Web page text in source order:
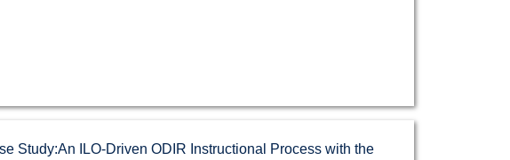
Study:An ILO-Driven ODIR Instructional Process with the